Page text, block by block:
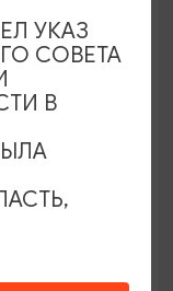
Маяке пос.
Заливино
УКАЗ
СОВЕТА
В